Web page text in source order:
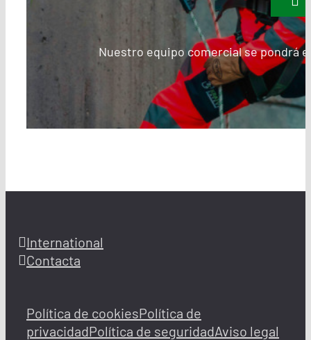
Nuestro equipo comercial se pondrá
International
Contacta
Política de cookiesPolítica de
privacidadPolítica de seguridadAviso legal